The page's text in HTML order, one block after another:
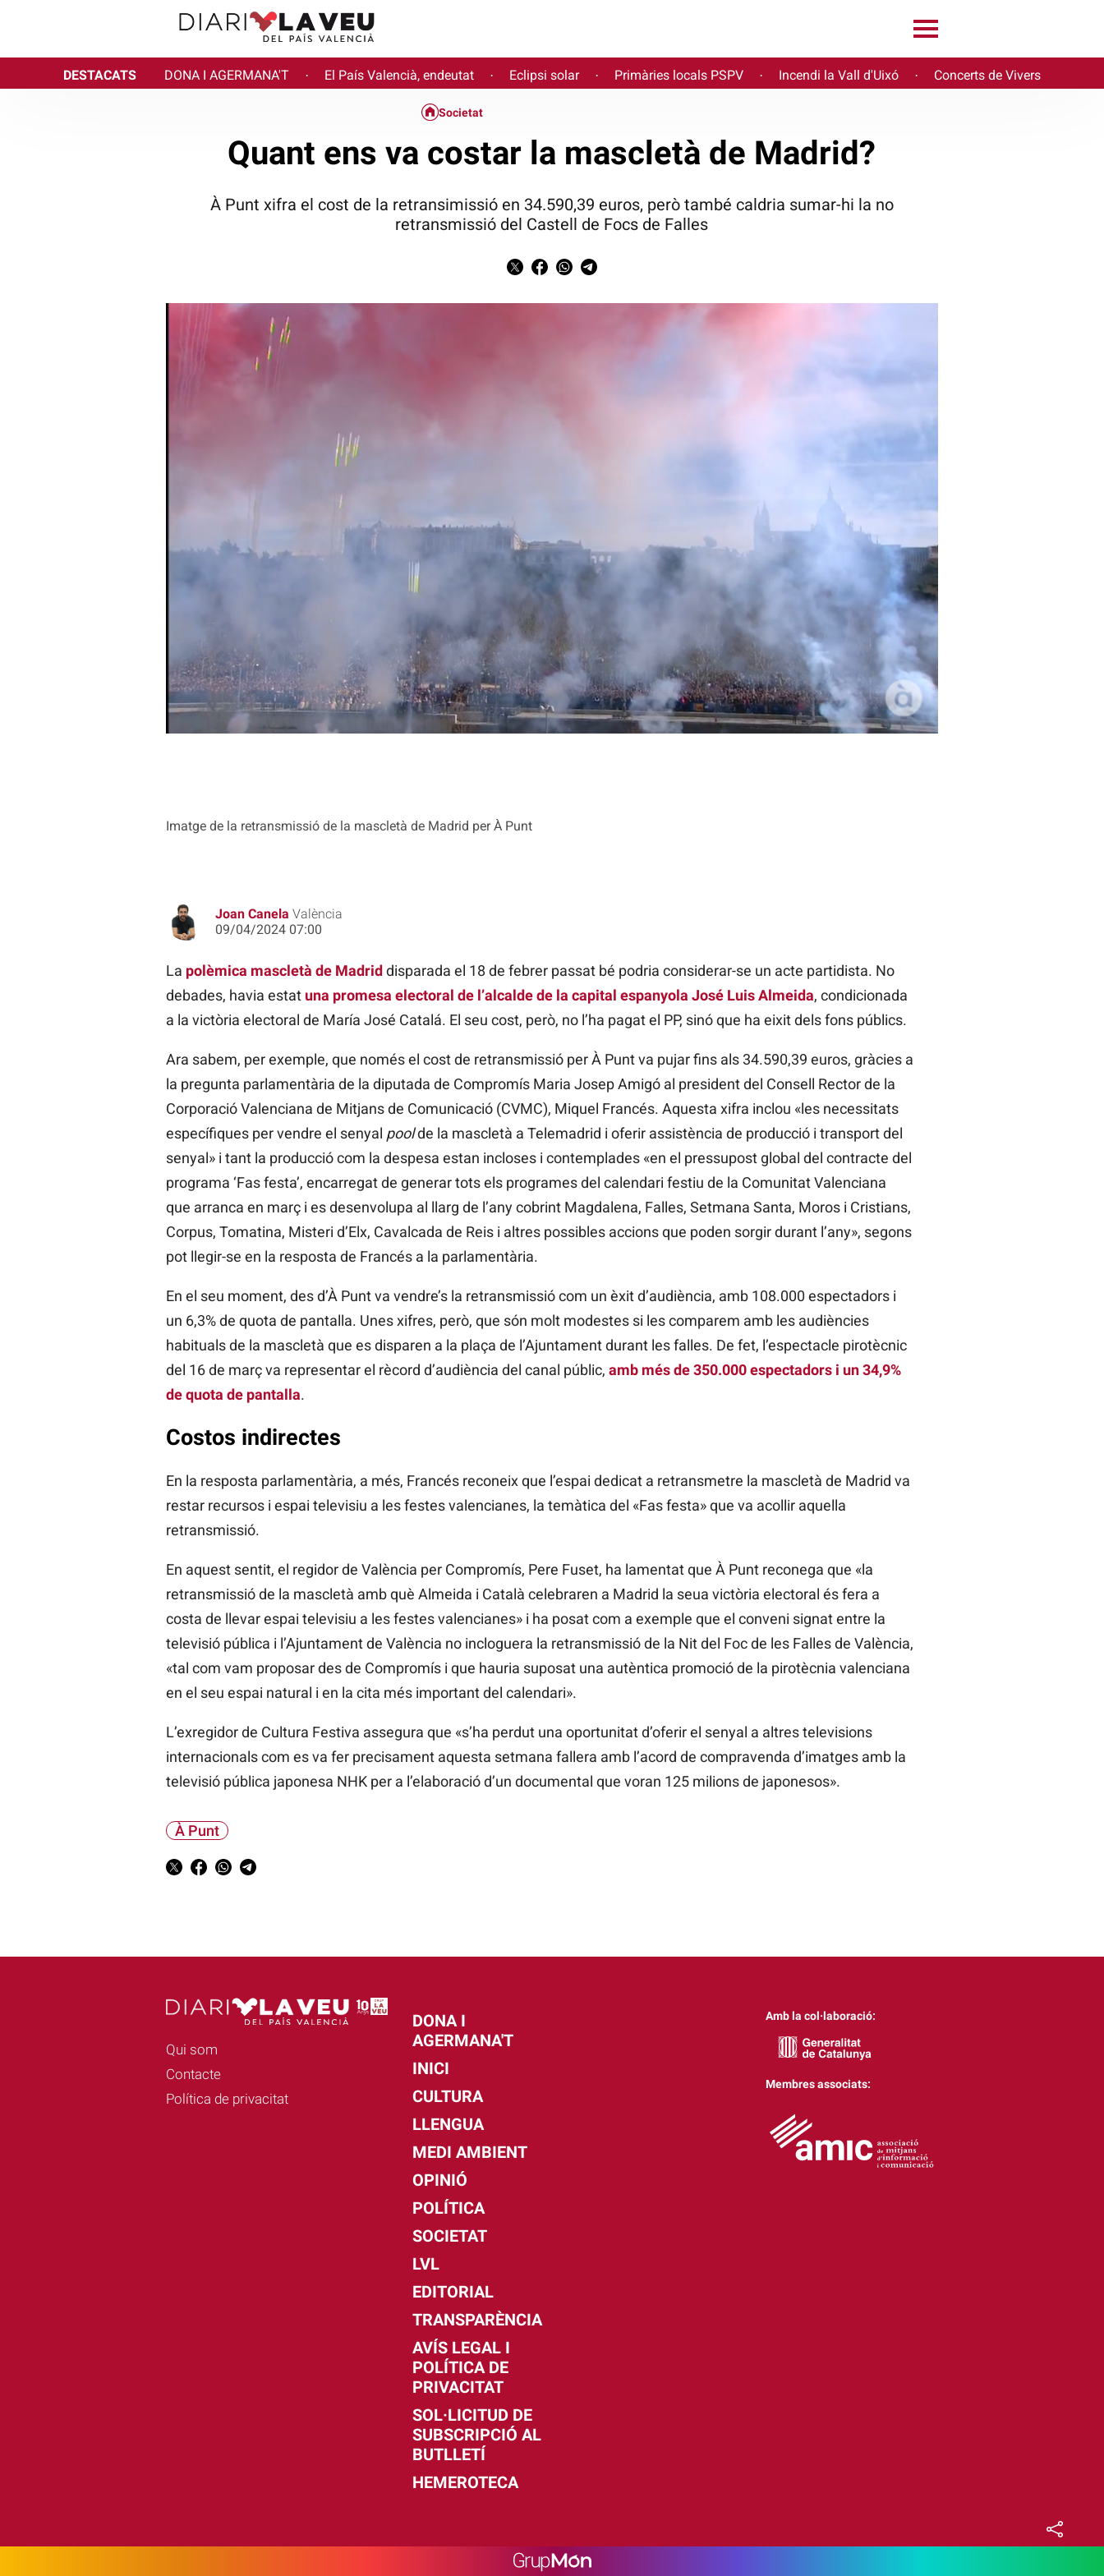
DESTACATS DONA I AGERMANA'T · El País Valencià, endeutat · Eclipsi solar · Primàries locals PSPV · Incendi la Vall d'Uixó · Concerts de Vivers
Imatge de la retransmissió de la mascletà de Madrid per À Punt
Societat
Quant ens va costar la mascletà de Madrid?
À Punt xifra el cost de la retransimissió en 34.590,39 euros, però també caldria sumar-hi la no
retransmissió del Castell de Focs de Falles
Joan Canela València
09/04/2024 07:00
La polèmica mascletà de Madriddisparada el 18 de febrer passat bé podria considerar-se un acte partidista. No
debades, havia estat una promesa electoral de l’alcalde de la capital espanyola José Luis Almeida, condicionada
a la victòria electoral de María José Catalá. El seu cost, però, no l’ha pagat el PP, sinó que ha eixit dels fons públics.
Ara sabem, per exemple, que només el cost de retransmissió per À Punt va pujar fins als 34.590,39 euros, gràcies a
la pregunta parlamentària de la diputada de Compromís Maria Josep Amigó al president del Consell Rector de la
Corporació Valenciana de Mitjans de Comunicació (CVMC), Miquel Francés. Aquesta xifra inclou «les necessitats
específiques per vendre el senyal poolde la mascletà a Telemadrid i oferir assistència de producció i transport del
senyal» i tant la producció com la despesa estan incloses i contemplades «en el pressupost global del contracte del
programa ‘Fas festa’, encarregat de generar tots els programes del calendari festiu de la Comunitat Valenciana
que arranca en març i es desenvolupa al llarg de l’any cobrint Magdalena, Falles, Setmana Santa, Moros i Cristians,
Corpus, Tomatina, Misteri d’Elx, Cavalcada de Reis i altres possibles accions que poden sorgir durant l’any», segons
pot llegir-se en la resposta de Francés a la parlamentària.
En el seu moment, des d’À Punt va vendre’s la retransmissió com un èxit d’audiència, amb 108.000 espectadors i
un 6,3% de quota de pantalla. Unes xifres, però, que són molt modestes si les comparem amb les audiències
habituals de la mascletà que es disparen a la plaça de l’Ajuntament durant les falles. De fet, l’espectacle pirotècnic
del 16 de març va representar el rècord d’audiència del canal públic, amb més de 350.000 espectadors i un 34,9%
de quota de pantalla.
Costos indirectes
En la resposta parlamentària, a més, Francés reconeix que l’espai dedicat a retransmetre la mascletà de Madrid va
restar recursos i espai televisiu a les festes valencianes, la temàtica del «Fas festa» que va acollir aquella
retransmissió.
En aquest sentit, el regidor de València per Compromís, Pere Fuset, ha lamentat que À Punt reconega que «la
retransmissió de la mascletà amb què Almeida i Català celebraren a Madrid la seua victòria electoral és fera a
costa de llevar espai televisiu a les festes valencianes» i ha posat com a exemple que el conveni signat entre la
televisió pública i l’Ajuntament de València no incloguera la retransmissió de la Nit del Foc de les Falles de València,
«tal com vam proposar des de Compromís i que hauria suposat una autèntica promoció de la pirotècnia valenciana
en el seu espai natural i en la cita més important del calendari».
L’exregidor de Cultura Festiva assegura que «s’ha perdut una oportunitat d’oferir el senyal a altres televisions
internacionals com es va fer precisament aquesta setmana fallera amb l’acord de compravenda d’imatges amb la
televisió pública japonesa NHK per a l’elaboració d’un documental que voran 125 milions de japonesos».
À Punt
Qui som
Contacte
Política de privacitat
DONA I
AGERMANA'T
INICI
CULTURA
LLENGUA
MEDI AMBIENT
OPINIÓ
POLÍTICA
SOCIETAT
LVL
EDITORIAL
TRANSPARÈNCIA
AVÍS LEGAL I
POLÍTICA DE
PRIVACITAT
SOL·LICITUD DE
SUBSCRIPCIÓ AL
BUTLLETÍ
HEMEROTECA
Amb la col·laboració:
Membres associats: